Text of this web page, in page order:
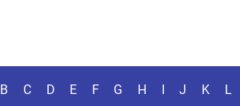
B C D E F G H I J K L